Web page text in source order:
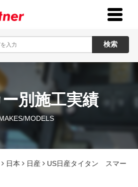
toggle
別施工実績
MODELS
日本 日産
US日産タイタン スマー